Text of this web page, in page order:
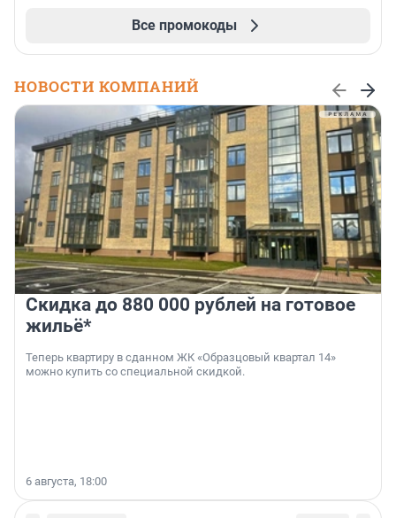
Все промокоды
НОВОСТИ КОМПАНИЙ
Скидка до 880 000 рублей на готовое
жильё*
Теперь квартиру в сданном ЖК «Образцовый квартал 14»
можно купить со специальной скидкой.
6 августа, 18:00